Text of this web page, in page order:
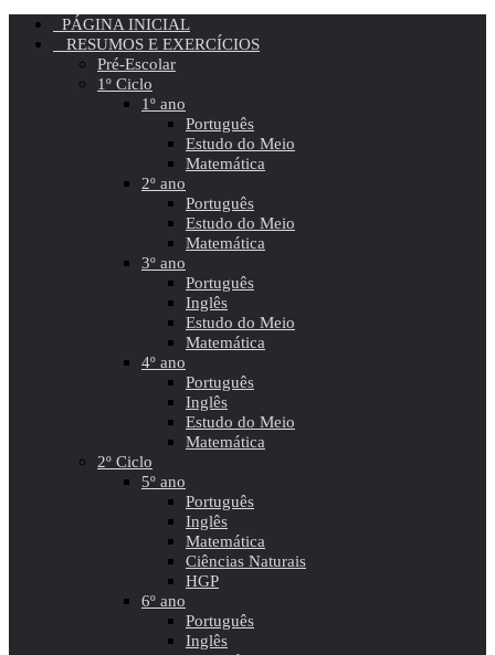
PÁGINA INICIAL
RESUMOS E EXERCÍCIOS
Pré-Escolar
1º Ciclo
1º ano
Português
Estudo do Meio
Matemática
2º ano
Português
Estudo do Meio
Matemática
3º ano
Português
Inglês
Estudo do Meio
Matemática
4º ano
Português
Inglês
Estudo do Meio
Matemática
2º Ciclo
5º ano
Português
Inglês
Matemática
Ciências Naturais
HGP
6º ano
Português
Inglês